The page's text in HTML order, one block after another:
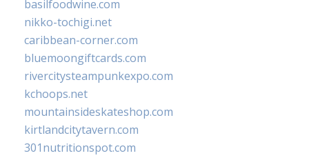
basilfoodwine.com
nikko-tochigi.net
caribbean-corner.com
bluemoongiftcards.com
rivercitysteampunkexpo.com
kchoops.net
mountainsideskateshop.com
kirtlandcitytavern.com
301nutritionspot.com